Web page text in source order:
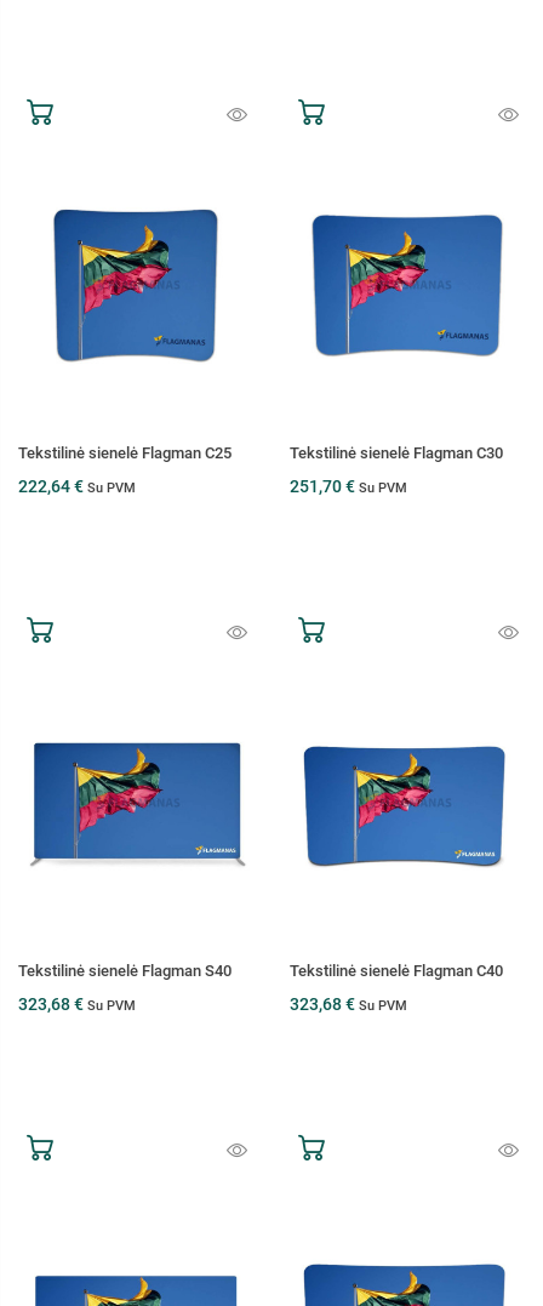
Tekstilinė sienelė Flagman C25
222,64 € Su PVM
Tekstilinė sienelė Flagman C30
251,70 € Su PVM
Tekstilinė sienelė Flagman S40
323,68 € Su PVM
Tekstilinė sienelė Flagman C40
323,68 € Su PVM